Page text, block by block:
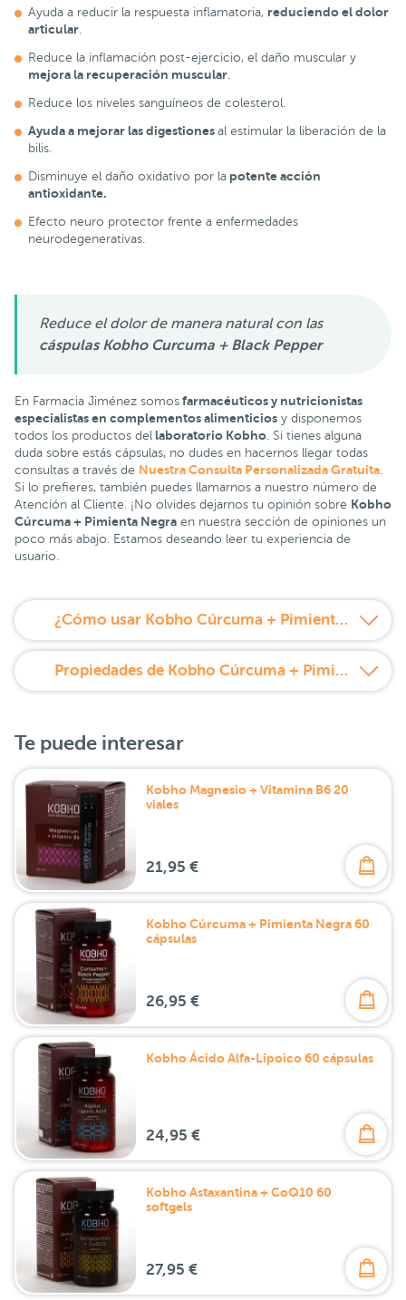
Ayuda a reducir la respuesta inflamatoria, reduciendo el dolor
articular.
Reduce la inflamación post-ejercicio, el daño muscular y
mejora la recuperación muscular.
Reduce los niveles sanguíneos de colesterol.
Ayuda a mejorar las digestiones al estimular la liberación de la
bilis.
Disminuye el daño oxidativo por la potente acción
antioxidante.
Efecto neuro protector frente a enfermedades
neurodegenerativas.
Reduce el dolor de manera natural con las
cáspulas Kobho Curcuma + Black Pepper
En Farmacia Jiménez somos farmacéuticos y nutricionistas
especialistas en complementos alimenticios y disponemos
todos los productos del laboratorio Kobho. Si tienes alguna
duda sobre estás cápsulas, no dudes en hacernos llegar todas
consultas a través de Nuestra Consulta Personalizada Gratuita.
Si lo prefieres, también puedes llamarnos a nuestro número de
Atención al Cliente. ¡No olvides dejarnos tu opinión sobre Kobho
Cúrcuma + Pimienta Negra en nuestra sección de opiniones un
poco más abajo. Estamos deseando leer tu experiencia de
usuario.
¿Cómo usar Kobho Cúrcuma + Pimienta Negra cápsulas?
Propiedades de Kobho Cúrcuma + Pimienta Negra cápsulas
Te puede interesar
Kobho Magnesio + Vitamina B6 20
viales
21,95 €
Kobho Cúrcuma + Pimienta Negra 60
cápsulas
26,95 €
Kobho Ácido Alfa-Lipoico 60 cápsulas
24,95 €
Kobho Astaxantina + CoQ10 60
softgels
27,95 €